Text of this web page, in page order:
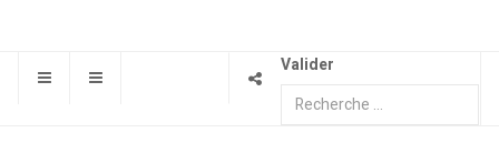
Valider